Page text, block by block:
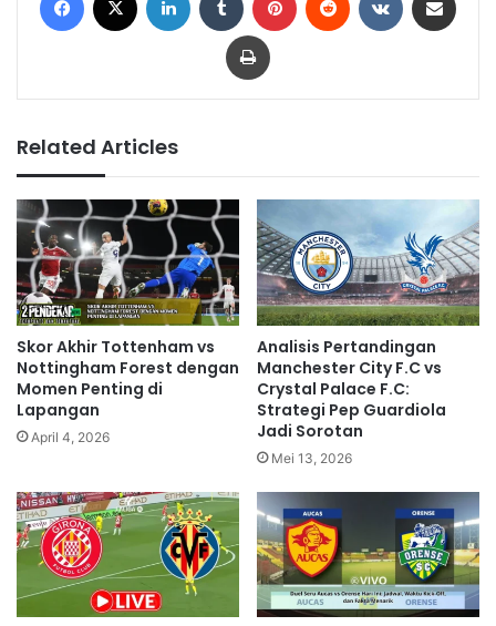
Print
Related Articles
Skor Akhir Tottenham vs
Nottingham Forest dengan
Momen Penting di
Lapangan
April 4, 2026
Analisis Pertandingan
Manchester City F.C vs
Crystal Palace F.C:
Strategi Pep Guardiola
Jadi Sorotan
Mei 13, 2026